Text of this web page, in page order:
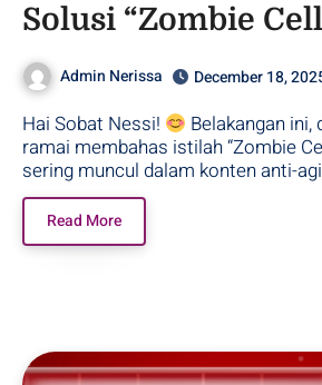
Solusi “Zombie
Klinik Purwodadi!
Admin Nerissa December 18,
Hai Sobat Nessi!
Belakangan
ramai membahas istilah “Zombie
sering muncul dalam konten anti-
Read More